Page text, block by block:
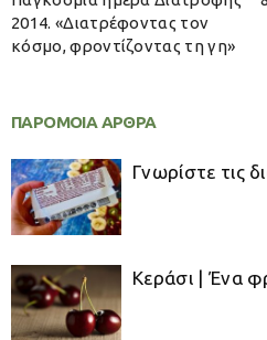
2014. «Διατρέφοντας τον
κόσμο, φροντίζοντας τη γη»
ΠΑΡΟΜΟΙΑ ΑΡΘΡΑ
Γνωρίστε τις
Κεράσι | Ένα